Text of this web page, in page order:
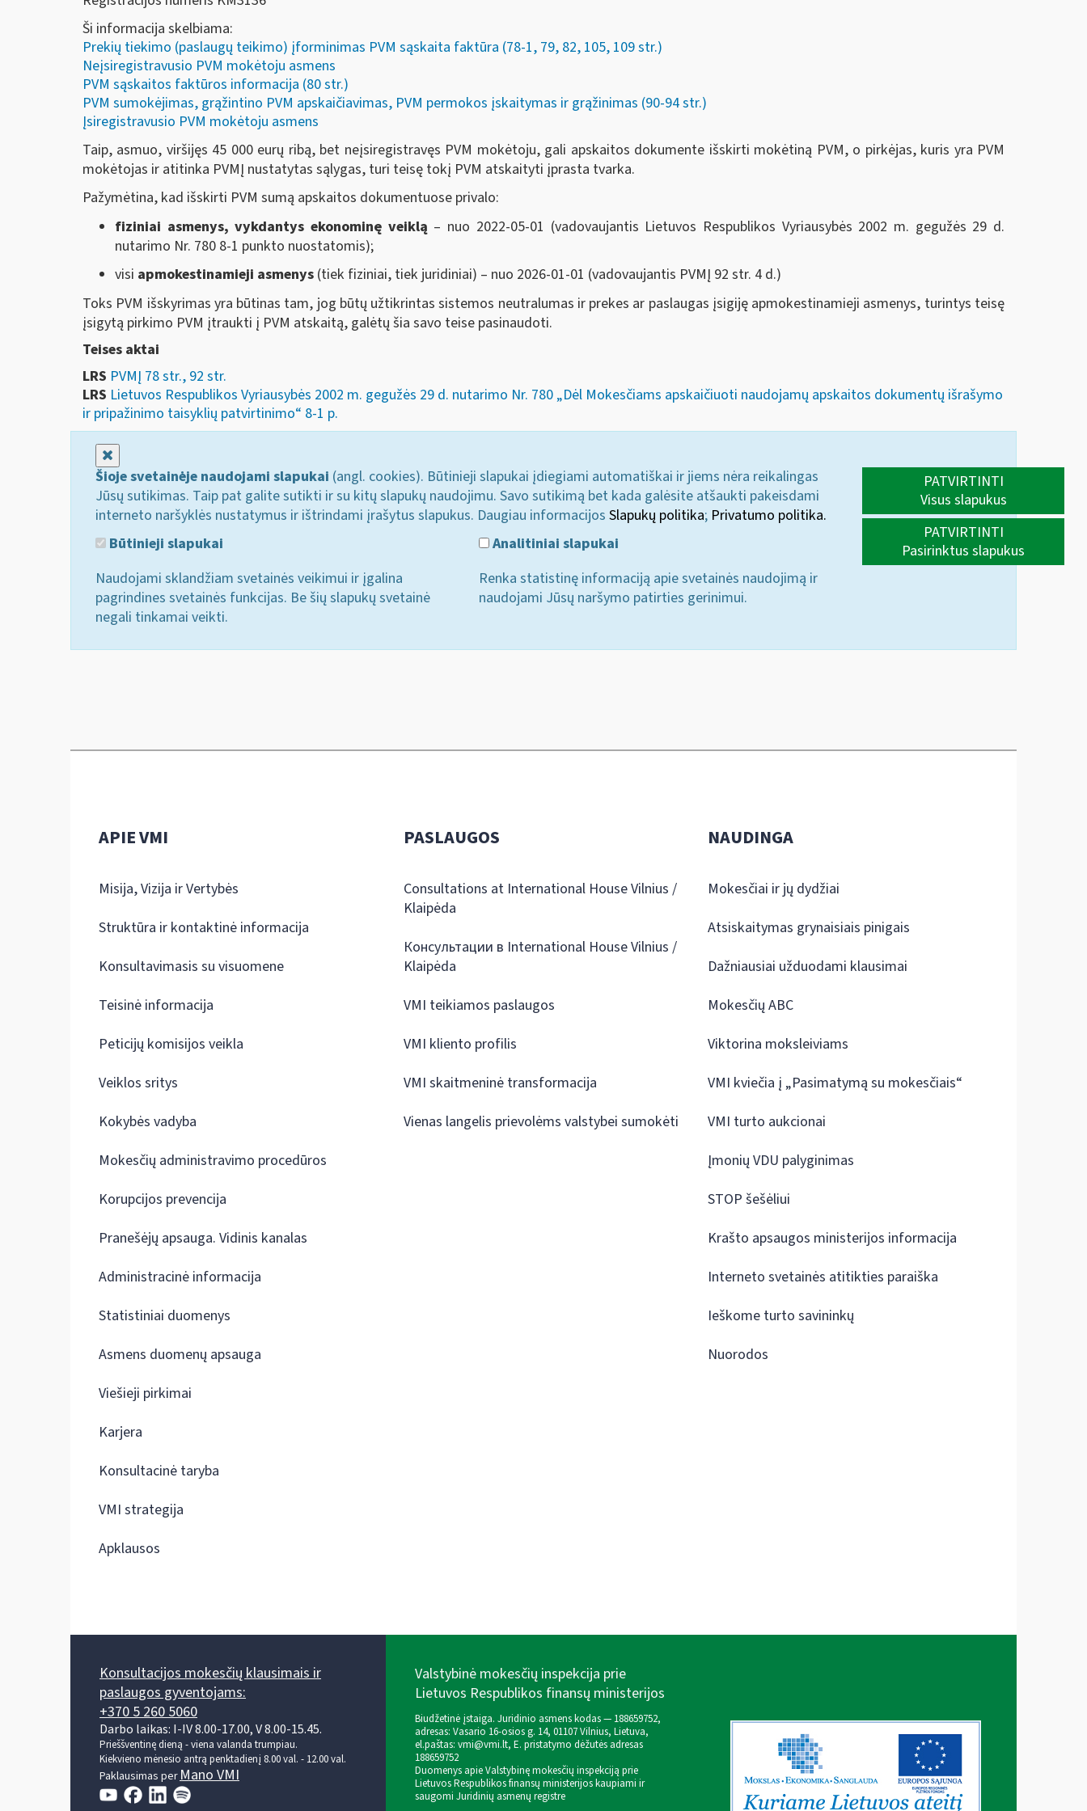
Ši informacija skelbiama:
Prekių tiekimo (paslaugų teikimo) įforminimas PVM sąskaita faktūra (78-1, 79, 82, 105, 109 str.)
Neįsiregistravusio PVM mokėtoju asmens
PVM sąskaitos faktūros informacija (80 str.)
PVM sumokėjimas, grąžintino PVM apskaičiavimas, PVM permokos įskaitymas ir grąžinimas (90-94 str.)
Įsiregistravusio PVM mokėtoju asmens
Taip, asmuo, viršijęs 45 000 eurų ribą, bet neįsiregistravęs PVM mokėtoju, gali apskaitos dokumente išskirti mokėtiną PVM, o pirkėjas, kuris yra PVM
mokėtojas ir atitinka PVMĮ nustatytas sąlygas, turi teisę tokį PVM atskaityti įprasta tvarka.
Pažymėtina, kad išskirti PVM sumą apskaitos dokumentuose privalo:
fiziniai asmenys, vykdantys ekonominę veiklą – nuo 2022-05-01 (vadovaujantis Lietuvos Respublikos Vyriausybės 2002 m. gegužės 29 d.
nutarimo Nr. 780 8-1 punkto nuostatomis);
visi apmokestinamieji asmenys (tiek fiziniai, tiek juridiniai) – nuo 2026-01-01 (vadovaujantis PVMĮ 92 str. 4 d.)
Toks PVM išskyrimas yra būtinas tam, jog būtų užtikrintas sistemos neutralumas ir prekes ar paslaugas įsigiję apmokestinamieji asmenys, turintys teisę
įsigytą pirkimo PVM įtraukti į PVM atskaitą, galėtų šia savo teise pasinaudoti.
Teises aktai
LRS PVMĮ 78 str., 92 str.
LRS Lietuvos Respublikos Vyriausybės 2002 m. gegužės 29 d. nutarimo Nr. 780 „Dėl Mokesčiams apskaičiuoti naudojamų apskaitos dokumentų išrašymo
ir pripažinimo taisyklių patvirtinimo“ 8-1 p.
Šioje svetainėje naudojami slapukai (angl. cookies). Būtinieji slapukai įdiegiami automatiškai ir jiems nėra reikalingas
Jūsų sutikimas. Taip pat galite sutikti ir su kitų slapukų naudojimu. Savo sutikimą bet kada galėsite atšaukti pakeisdami
interneto naršyklės nustatymus ir ištrindami įrašytus slapukus. Daugiau informacijos Slapukų politika; Privatumo politika.
Būtinieji slapukai
Naudojami sklandžiam svetainės veikimui ir įgalina
pagrindines svetainės funkcijas. Be šių slapukų svetainė
negali tinkamai veikti.
Analitiniai slapukai
Renka statistinę informaciją apie svetainės naudojimą ir
naudojami Jūsų naršymo patirties gerinimui.
PATVIRTINTI
Visus slapukus
PATVIRTINTI
Pasirinktus slapukus
APIE VMI
Misija, Vizija ir Vertybės
Struktūra ir kontaktinė informacija
Konsultavimasis su visuomene
Teisinė informacija
Peticijų komisijos veikla
Veiklos sritys
Kokybės vadyba
Mokesčių administravimo procedūros
Korupcijos prevencija
Pranešėjų apsauga. Vidinis kanalas
Administracinė informacija
Statistiniai duomenys
Asmens duomenų apsauga
Viešieji pirkimai
Karjera
Konsultacinė taryba
VMI strategija
Apklausos
PASLAUGOS
Consultations at International House Vilnius /
Klaipėda
Консультации в International House Vilnius /
Klaipėda
VMI teikiamos paslaugos
VMI kliento profilis
VMI skaitmeninė transformacija
Vienas langelis prievolėms valstybei sumokėti
NAUDINGA
Mokesčiai ir jų dydžiai
Atsiskaitymas grynaisiais pinigais
Dažniausiai užduodami klausimai
Mokesčių ABC
Viktorina moksleiviams
VMI kviečia į „Pasimatymą su mokesčiais“
VMI turto aukcionai
Įmonių VDU palyginimas
STOP šešėliui
Krašto apsaugos ministerijos informacija
Interneto svetainės atitikties paraiška
Ieškome turto savininkų
Nuorodos
Konsultacijos mokesčių klausimais ir
paslaugos gyventojams:
+370 5 260 5060
Darbo laikas: I-IV 8.00-17.00, V 8.00-15.45.
Prieššventinę dieną - viena valanda trumpiau.
Kiekvieno mėnesio antrą penktadienį 8.00 val. - 12.00 val.
Paklausimas per Mano VMI
Valstybinė mokesčių inspekcija prie
Lietuvos Respublikos finansų ministerijos
Biudžetinė įstaiga. Juridinio asmens kodas — 188659752,
adresas: Vasario 16-osios g. 14, 01107 Vilnius, Lietuva,
el.paštas: vmi@vmi.lt, E. pristatymo dėžutės adresas
188659752
Duomenys apie Valstybinę mokesčių inspekciją prie
Lietuvos Respublikos finansų ministerijos kaupiami ir
saugomi Juridinių asmenų registre